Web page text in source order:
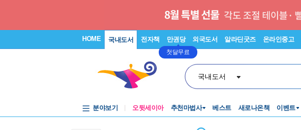
HOME 국내도서 전자책 만권당
첫달무료
외국도서 알라딘굿즈 온라인중고
국내도서
분야보기 오뒷세이아 추천마법사 베스트 새로나온책 이벤트